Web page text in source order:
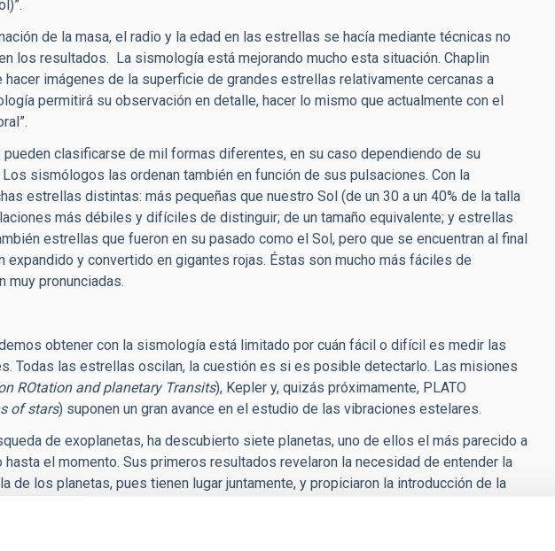
de la masa, el radio y la edad en las estrellas se hacía mediante técnicas no
los resultados. La sismología está mejorando mucho esta situación. Chaplin
imágenes de la superficie de grandes estrellas relativamente cercanas a
permitirá su observación en detalle, hacer lo mismo que actualmente con el
clasificarse de mil formas diferentes, en su caso dependiendo de su
sismólogos las ordenan también en función de sus pulsaciones. Con la
estrellas distintas: más pequeñas que nuestro Sol (de un 30 a un 40% de la talla
más débiles y difíciles de distinguir; de un tamaño equivalente; y estrellas
estrellas que fueron en su pasado como el Sol, pero que se encuentran al final
expandido y convertido en gigantes rojas. Éstas son mucho más fáciles de
muy pronunciadas.
obtener con la sismología está limitado por cuán fácil o difícil es medir las
Todas las estrellas oscilan, la cuestión es si es posible detectarlo. Las misiones
ROtation and planetary Transits), Kepler y, quizás próximamente, PLATO
of stars) suponen un gran avance en el estudio de las vibraciones estelares.
de exoplanetas, ha descubierto siete planetas, uno de ellos el más parecido a
hasta el momento. Sus primeros resultados revelaron la necesidad de entender la
de los planetas, pues tienen lugar juntamente, y propiciaron la introducción de la
inicialmente diseñada para encontrar planetas en torno a otras estrellas cuyos
conocer a la comunidad científica durante la reunión de HELAS celebrada en